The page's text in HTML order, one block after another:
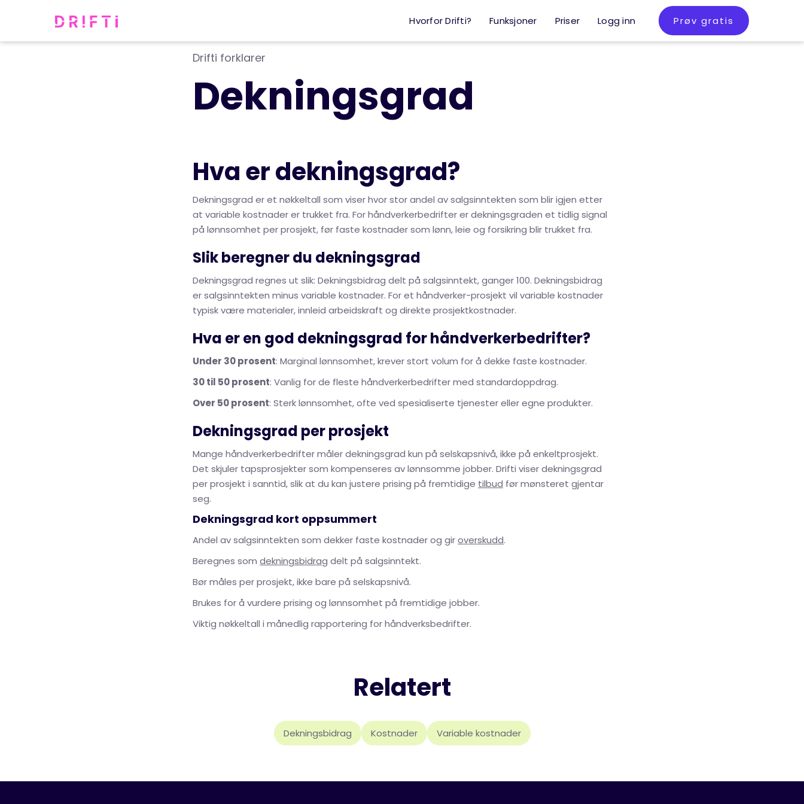
Hvorfor Drifti? Funksjoner Priser Logg inn Prøv gratis
Drifti forklarer
Dekningsgrad
Hva er dekningsgrad?
Dekningsgrad er et nøkkeltall som viser hvor stor andel av salgsinntekten som blir igjen etter
at variable kostnader er trukket fra. For håndverkerbedrifter er dekningsgraden et tidlig signal
på lønnsomhet per prosjekt, før faste kostnader som lønn, leie og forsikring blir trukket fra.
Slik beregner du dekningsgrad
Dekningsgrad regnes ut slik: Dekningsbidrag delt på salgsinntekt, ganger 100. Dekningsbidrag
er salgsinntekten minus variable kostnader. For et håndverker-prosjekt vil variable kostnader
typisk være materialer, innleid arbeidskraft og direkte prosjektkostnader.
Hva er en god dekningsgrad for håndverkerbedrifter?
Under 30 prosent: Marginal lønnsomhet, krever stort volum for å dekke faste kostnader.
30 til 50 prosent: Vanlig for de fleste håndverkerbedrifter med standardoppdrag.
Over 50 prosent: Sterk lønnsomhet, ofte ved spesialiserte tjenester eller egne produkter.
Dekningsgrad per prosjekt
Mange håndverkerbedrifter måler dekningsgrad kun på selskapsnivå, ikke på enkeltprosjekt.
Det skjuler tapsprosjekter som kompenseres av lønnsomme jobber. Drifti viser dekningsgrad
per prosjekt i sanntid, slik at du kan justere prising på fremtidige tilbud før mønsteret gjentar
seg.
Dekningsgrad kort oppsummert
Andel av salgsinntekten som dekker faste kostnader og giroverskudd.
Beregnes som dekningsbidrag delt på salgsinntekt.
Bør måles per prosjekt, ikke bare på selskapsnivå.
Brukes for å vurdere prising og lønnsomhet på fremtidige jobber.
Viktig nøkkeltall i månedlig rapportering for håndverksbedrifter.
Relatert
Dekningsbidrag Kostnader Variable kostnader